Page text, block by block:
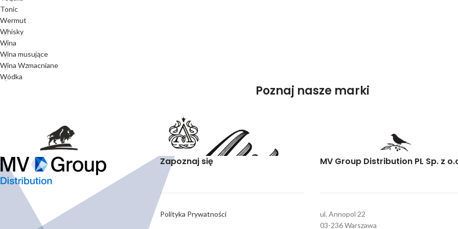
Tonic
Wermut
Whisky
Wina
Wina musujące
Wina Wzmacniane
Wódka
Poznaj nasze marki
Zapoznaj się
Polityka Prywatności
MV Group Distribution PL Sp. z
ul. Annopol 22
03-236 Warszawa